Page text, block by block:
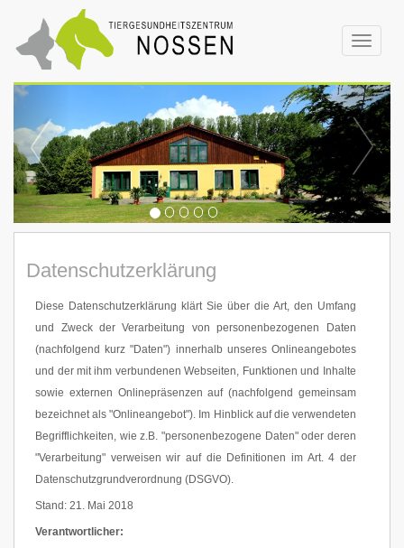
Toggle
Datenschutzerklärung
Diese Datenschutzerklärung klärt Sie über die Art, den Umfang
und Zweck der Verarbeitung von personenbezogenen Daten
(nachfolgend kurz "Daten") innerhalb unseres Onlineangebotes
und der mit ihm verbundenen Webseiten, Funktionen und Inhalte
sowie externen Onlinepräsenzen auf (nachfolgend gemeinsam
bezeichnet als "Onlineangebot"). Im Hinblick auf die verwendeten
Begrifflichkeiten, wie z.B. "personenbezogene Daten" oder deren
"Verarbeitung" verweisen wir auf die Definitionen im Art. 4 der
Datenschutzgrundverordnung (DSGVO).
Stand: 21. Mai 2018
Verantwortlicher: